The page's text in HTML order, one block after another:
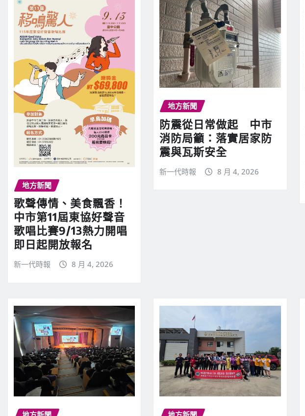
地方新聞
歌聲傳情、美食飄香！
中市第11屆東協好聲音
歌唱比賽9/13熱力開唱
即日起開放報名
新一代時報 8 月 4, 2026
地方新聞
防震從日常做起 中市
消防局籲：落實居家防
震與瓦斯安全
新一代時報 8 月 4, 2026